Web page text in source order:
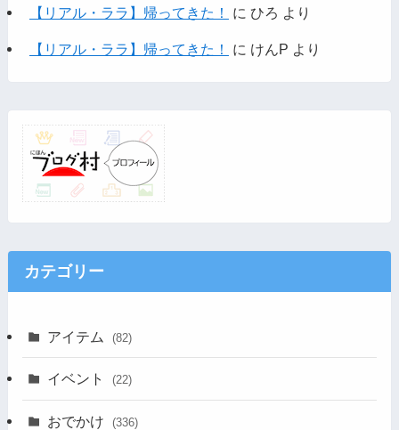
【リアル・ララ】帰ってきた！ に ひろ より
【リアル・ララ】帰ってきた！ に けんP より
カテゴリー
アイテム (82)
イベント (22)
おでかけ (336)